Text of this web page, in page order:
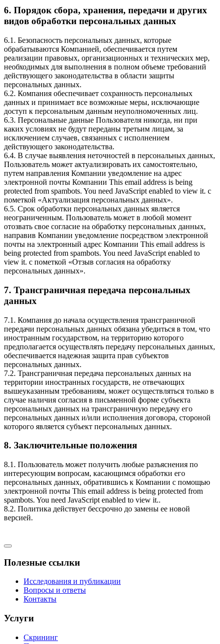
6. Порядок сбора, хранения, передачи и других
видов обработки персональных данных
6.1. Безопасность персональных данных, которые
обрабатываются Компанией, обеспечивается путем
реализации правовых, организационных и технических мер,
необходимых для выполнения в полном объеме требований
действующего законодательства в области защиты
персональных данных.
6.2. Компания обеспечивает сохранность персональных
данных и принимает все возможные меры, исключающие
доступ к персональным данным неуполномоченных лиц.
6.3. Персональные данные Пользователя никогда, ни при
каких условиях не будут переданы третьим лицам, за
исключением случаев, связанных с исполнением
действующего законодательства.
6.4. В случае выявления неточностей в персональных данных,
Пользователь может актуализировать их самостоятельно,
путем направления Компании уведомление на адрес
электронной почты Компании This email address is being
protected from spambots. You need JavaScript enabled to view it. с
пометкой «Актуализация персональных данных».
6.5. Срок обработки персональных данных является
неограниченным. Пользователь может в любой момент
отозвать свое согласие на обработку персональных данных,
направив Компании уведомление посредством электронной
почты на электронный адрес Компании This email address is
being protected from spambots. You need JavaScript enabled to
view it. с пометкой «Отзыв согласия на обработку
персональных данных».
7. Трансграничная передача персональных
данных
7.1. Компания до начала осуществления трансграничной
передачи персональных данных обязана убедиться в том, что
иностранным государством, на территорию которого
предполагается осуществлять передачу персональных данных,
обеспечивается надежная защита прав субъектов
персональных данных.
7.2. Трансграничная передача персональных данных на
территории иностранных государств, не отвечающих
вышеуказанным требованиям, может осуществляться только в
случае наличия согласия в письменной форме субъекта
персональных данных на трансграничную передачу его
персональных данных и/или исполнения договора, стороной
которого является субъект персональных данных.
8. Заключительные положения
8.1. Пользователь может получить любые разъяснения по
интересующим вопросам, касающимся обработки его
персональных данных, обратившись к Компании с помощью
электронной почты This email address is being protected from
spambots. You need JavaScript enabled to view it..
8.2. Политика действует бессрочно до замены ее новой
версией.
Полезные ссылки
Исследования и публикации
Вопросы и ответы
Контакты
Услуги
Скрининг